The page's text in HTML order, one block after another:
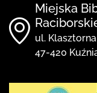
Miejska
ul.
47-420